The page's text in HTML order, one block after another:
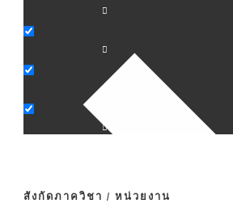
สังกัดภาควิชา / หน่วยงาน